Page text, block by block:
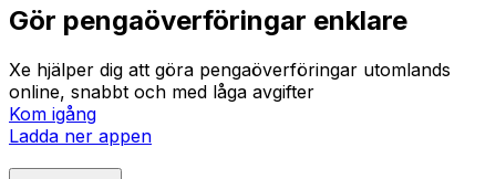
Gör pengaöverföringar enklare
Xe hjälper dig att göra pengaöverföringar utomlands
online, snabbt och med låga avgifter
Kom igång
Ladda ner appen